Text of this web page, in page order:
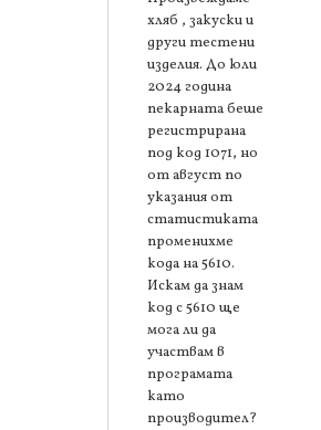
хляб , закуски и
други тестени
изделия. До юли
2024 година
пекарната беше
регистрирана
под код 1071, но
от август по
указания от
статистиката
променихме
кода на 5610.
Искам да знам
код с 5610 ще
мога ли да
участвам в
програмата
като
производител?